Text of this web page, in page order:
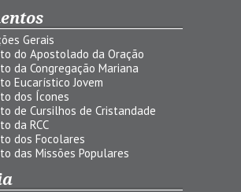
Gerais
do Apostolado da Oração
da Congregação Mariana
Eucarístico Jovem
dos Ícones
de Cursilhos de Cristandade
da RCC
dos Focolares
das Missões Populares